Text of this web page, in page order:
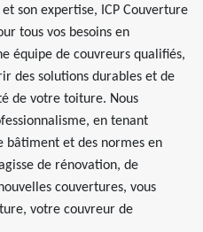
son expertise, ICP Couverture
tous vos besoins en
équipe de couvreurs qualifiés,
des solutions durables et de
de votre toiture. Nous
en tenant
bâtiment et des normes en
de rénovation, de
couvertures, vous
votre couvreur de